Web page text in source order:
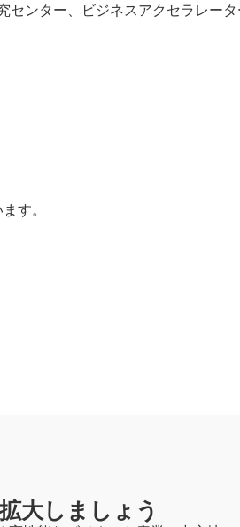
センター、ビジネスアクセラレータ
す。
大しましょう